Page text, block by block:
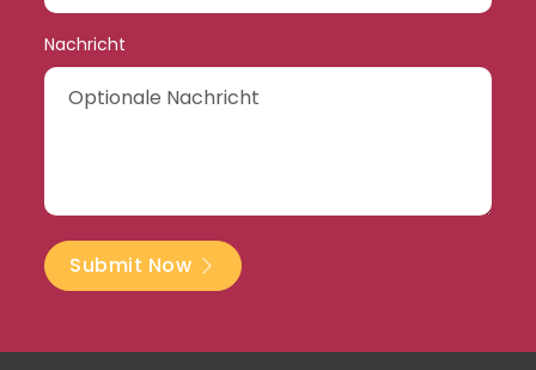
Nachricht
Submit Now